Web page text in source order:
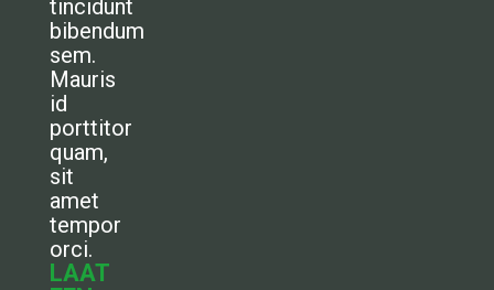
tincidunt
bibendum
sem.
Mauris
id
porttitor
quam,
sit
amet
tempor
orci.
LAAT